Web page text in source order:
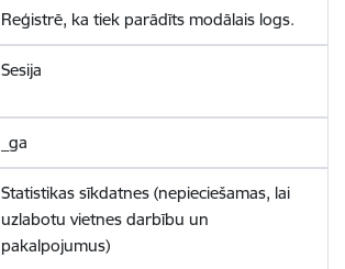
Reģistrē, ka tiek parādīts modālais logs.
Sesija
_ga
Statistikas sīkdatnes (nepieciešamas, lai
uzlabotu vietnes darbību un
pakalpojumus)